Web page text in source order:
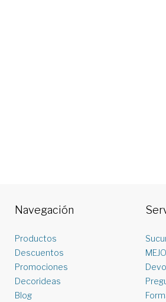
Navegación
Productos
Descuentos
Promociones
Decorideas
Blog